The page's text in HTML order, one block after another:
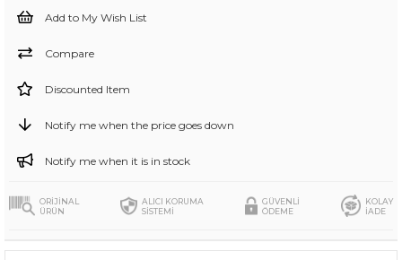
Add to My Wish List
Compare
Discounted Item
Notify me when the price goes down
Notify me when it is in stock
ORİJİNAL
ÜRÜN
ALICI KORUMA
SİSTEMİ
GÜVENLİ
ÖDEME
KOLAY
İADE